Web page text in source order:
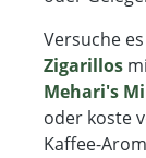
Versuche
Zigarillos
Mehari's
oder koste
Kaffee-